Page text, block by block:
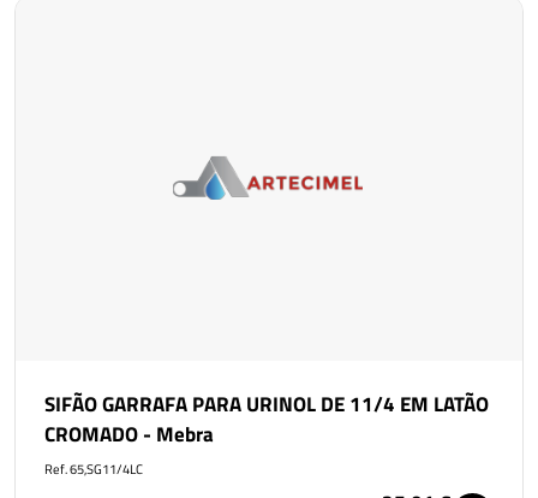
SIFÃO GARRAFA PARA URINOL DE 11/4 EM LATÃO
CROMADO - Mebra
Ref. 65,SG11/4LC